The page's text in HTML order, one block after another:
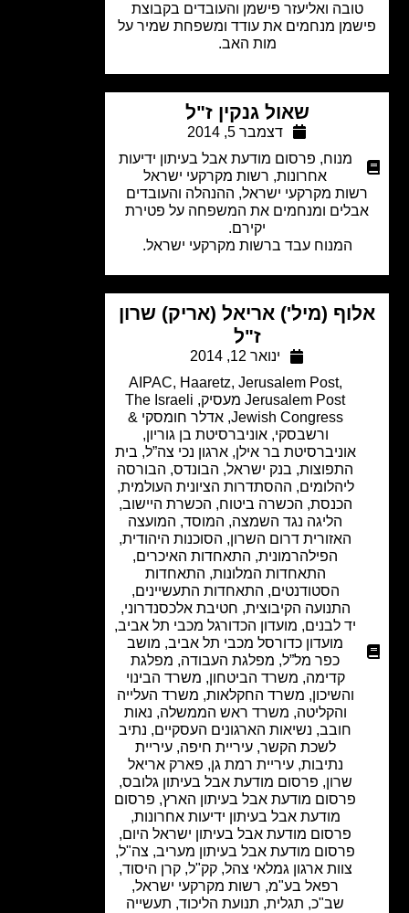
ואליעזר פישמן והעובדים בקבוצת
מנחמים את עודד ומשפחת שמיר על
מות האב.
שאול גנקין ז"ל
דצמבר 5, 2014
מנוח,
פרסום מודעת אבל בעיתון ידיעות
אחרונות,רשות מקרקעי ישראל
מקרקעי ישראל, ההנהלה והעובדים
ומנחמים את המשפחה על פטירת
המנוח עבד ברשות מקרקעי ישראל.
(מיל') אריאל (אריק) שרון
ינואר 12, 2014
AIPAC,Haaretz, Jerusalem Post
Jerusalem Post מעסיק
,
The Israeli
Jewish Congress
,אדלר חומסקי &
ורשבסקי,אוניברסיטת בן גוריון ,
אוניברסיטת בר אילן ,ארגון נכי צה”ל,בית
התפוצות,בנק ישראל, הבונדס ,הבורסה
ליהלומים,ההסתדרות הציונית העולמית,
,הכשרה ביטוח, הכשרת היישוב,
הליגה נגד השמצה ,המוסד, המועצה
האזורית דרום השרון,הסוכנות היהודית ,
הפילהרמונית,התאחדות האיכרים,
התאחדות המלונות,התאחדות
הסטודנטים,התאחדות התעשיינים,
התנועה הקיבוצית,חטיבת אלכסנדרוני,
יד לבנים,מועדון הכדורגל מכבי תל אביב,
מועדון כדורסל מכבי תל אביב,מושב
כפר מל”ל,מפלגת העבודה ,מפלגת
משרד הביטחון,משרד הבינוי
,משרד החקלאות,משרד העלייה
והקליטה,משרד ראש הממשלה,נאות
נשיאות הארגונים העסקיים,נתיב
לשכת הקשר, עיריית חיפה,עיריית
,עיריית רמת גן,פארק אריאל
פרסום מודעת אבל בעיתון גלובס,
פרסום מודעת אבל בעיתון הארץ,פרסום
מודעת אבל בעיתון ידיעות אחרונות,
פרסום מודעת אבל בעיתון ישראל היום,
פרסום מודעת אבל בעיתון מעריב, צה"ל,
צוות ארגון גמלאי צהל,קק"ל,קרן היסוד,
רפאל בע"מ,רשות מקרקעי ישראל,
תגלית, תנועת הליכוד, תעשייה